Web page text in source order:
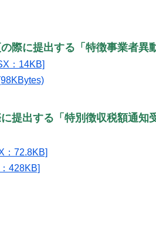
に提出する「特徴事業者異動
：14KB]
出する「特別徴収税額通知
：72.8KB]
428KB]